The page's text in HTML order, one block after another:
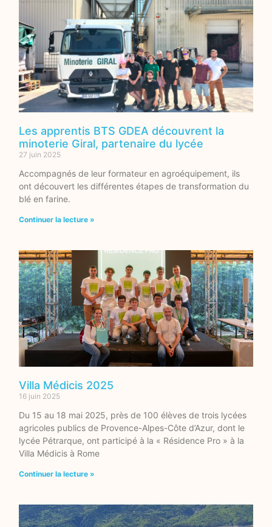
Les apprentis BTS GDEA découvrent la
minoterie Giral, partenaire du lycée
27 juin 2025
Accompagnés de leur formateur en agroéquipement, ils
ont découvert les différentes étapes de transformation du
blé en farine.
Continuer la lecture »
Villa Médicis 2025
16 juin 2025
Du 15 au 18 mai 2025, près de 100 élèves de trois lycées
agricoles publics de Provence-Alpes-Côte d’Azur, dont le
lycée Pétrarque, ont participé à la « Résidence Pro » à la
Villa Médicis à Rome
Continuer la lecture »